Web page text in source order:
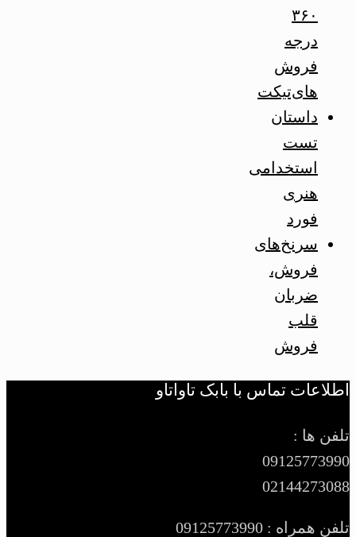
۳۶۰
درجه
فروش
های‌تیکت
داستان
تست
استخدامی
هنری
فورد
سرنخ‌های
فروش،
ضربان
قلب
فروش
اطلاعات تماس با بابک تاواتاو
تلفن ها :
09125773990
02144273088
تلفن همراه : 09125773990